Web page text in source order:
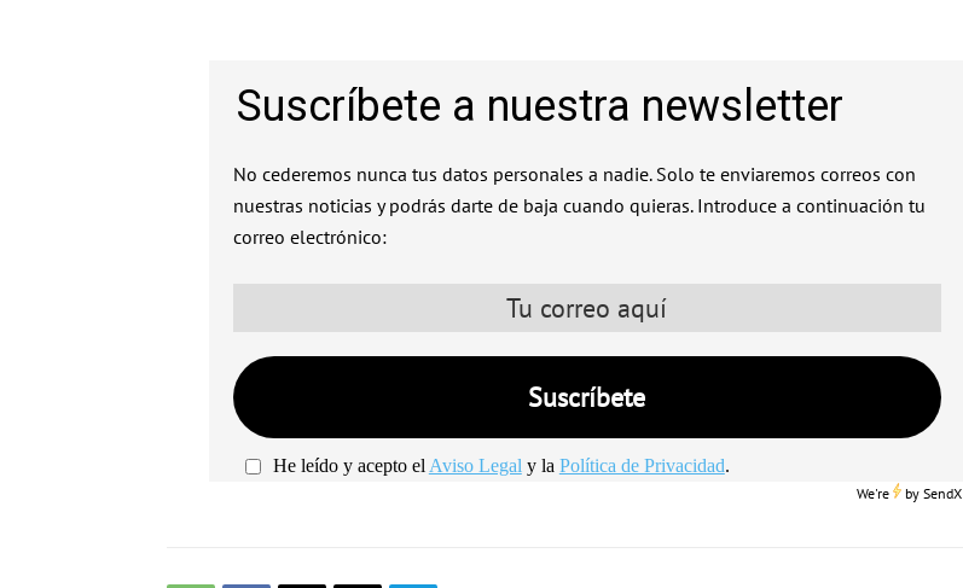
Suscríbete a nuestra newsletter
No cederemos nunca tus datos personales a nadie. Solo te enviaremos correos con
nuestras noticias y podrás darte de baja cuando quieras. Introduce a continuación tu
correo electrónico:
He leído y acepto elAviso Legaly la Política de Privacidad.
We're bySendX